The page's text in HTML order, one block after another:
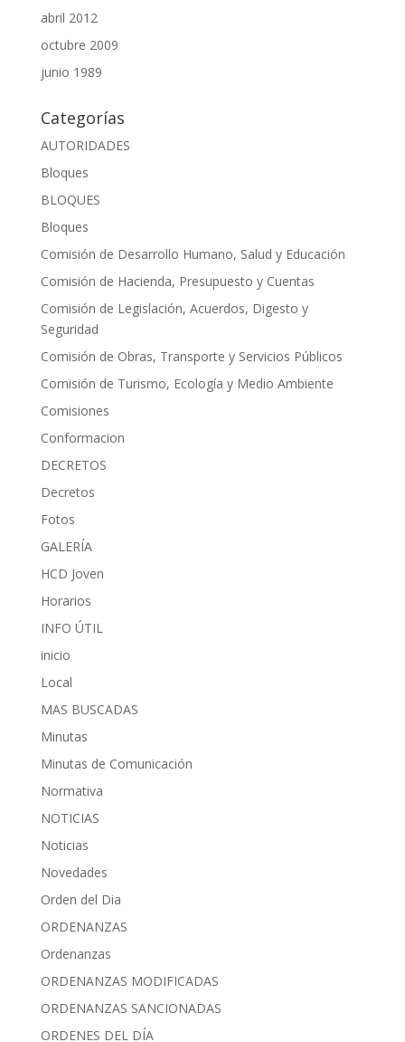
abril 2012
octubre 2009
junio 1989
Categorías
AUTORIDADES
Bloques
BLOQUES
Bloques
Comisión de Desarrollo Humano, Salud y Educación
Comisión de Hacienda, Presupuesto y Cuentas
Comisión de Legislación, Acuerdos, Digesto y
Seguridad
Comisión de Obras, Transporte y Servicios Públicos
Comisión de Turismo, Ecología y Medio Ambiente
Comisiones
Conformacion
DECRETOS
Decretos
Fotos
GALERÍA
HCD Joven
Horarios
INFO ÚTIL
inicio
Local
MAS BUSCADAS
Minutas
Minutas de Comunicación
Normativa
NOTICIAS
Noticias
Novedades
Orden del Dia
ORDENANZAS
Ordenanzas
ORDENANZAS MODIFICADAS
ORDENANZAS SANCIONADAS
ORDENES DEL DÍA